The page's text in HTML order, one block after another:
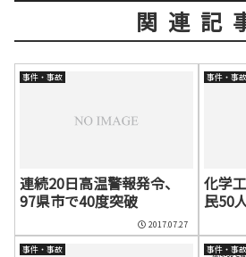
関連記
事件・事故
連続20日高温警報発令、
97県市で40度突破
2017.07.27
事件・事故
化学
民50
事件・事故 事件・事故